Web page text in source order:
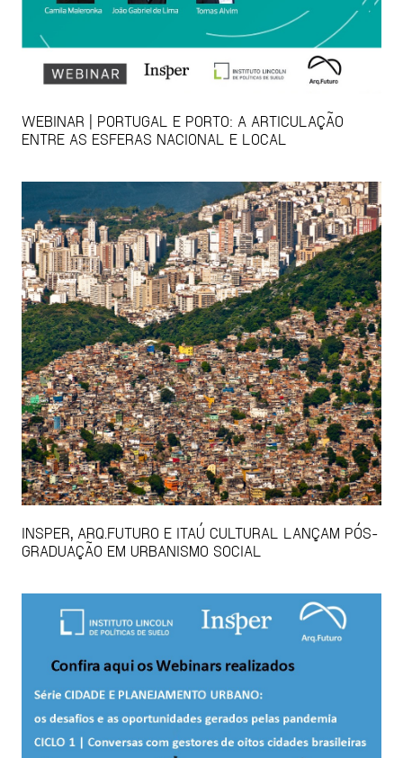
WEBINAR | PORTUGAL E PORTO: A ARTICULAÇÃO
ENTRE AS ESFERAS NACIONAL E LOCAL
INSPER, ARQ.FUTURO E ITAÚ CULTURAL LANÇAM PÓS-
GRADUAÇÃO EM URBANISMO SOCIAL